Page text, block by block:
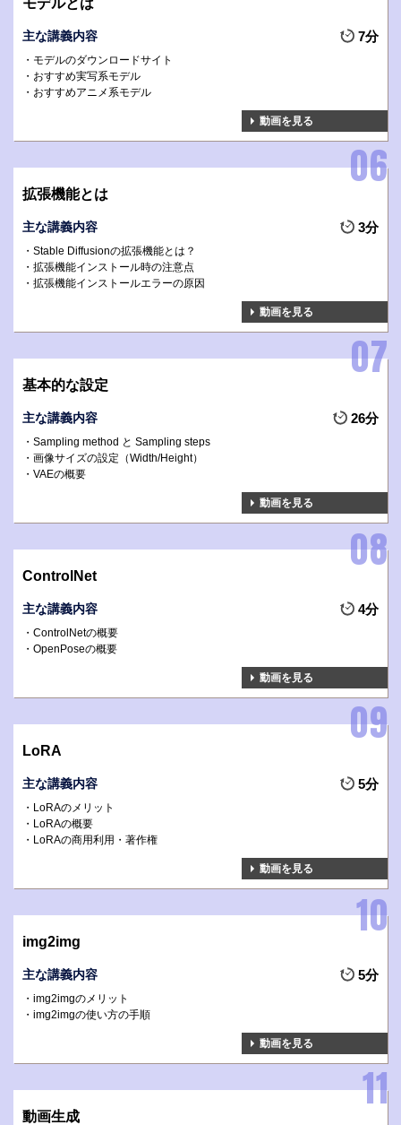
モデルとは
主な講義内容 7分
モデルのダウンロードサイト
おすすめ実写系モデル
おすすめアニメ系モデル
動画を見る
拡張機能とは
主な講義内容 3分
Stable Diffusionの拡張機能とは？
拡張機能インストール時の注意点
拡張機能インストールエラーの原因
動画を見る
基本的な設定
主な講義内容 26分
Sampling method と Sampling steps
画像サイズの設定（Width/Height）
VAEの概要
動画を見る
ControlNet
主な講義内容 4分
ControlNetの概要
OpenPoseの概要
動画を見る
LoRA
主な講義内容 5分
LoRAのメリット
LoRAの概要
LoRAの商用利用・著作権
動画を見る
img2img
主な講義内容 5分
img2imgのメリット
img2imgの使い方の手順
動画を見る
動画生成